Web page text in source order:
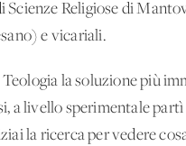
Religiose di
e vicariali.
la soluzione più
a livello sperimentale
la ricerca per vedere